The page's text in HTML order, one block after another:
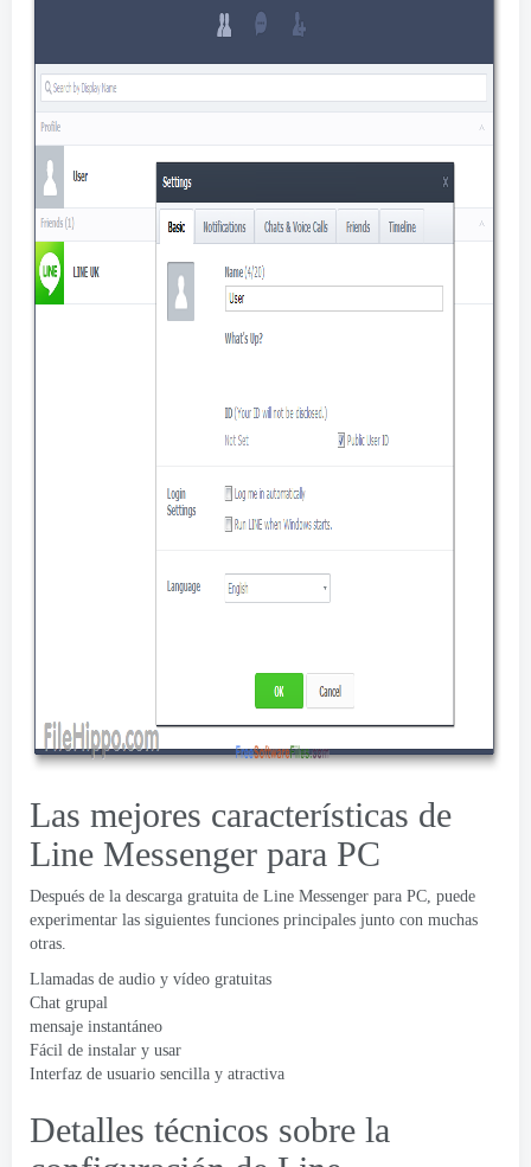
Las mejores características de
Line Messenger para PC
Después de la descarga gratuita de Line Messenger para PC, puede
experimentar las siguientes funciones principales junto con muchas
otras.
Llamadas de audio y vídeo gratuitas
Chat grupal
mensaje instantáneo
Fácil de instalar y usar
Interfaz de usuario sencilla y atractiva
Detalles técnicos sobre la